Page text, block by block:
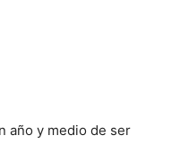
año y medio de ser